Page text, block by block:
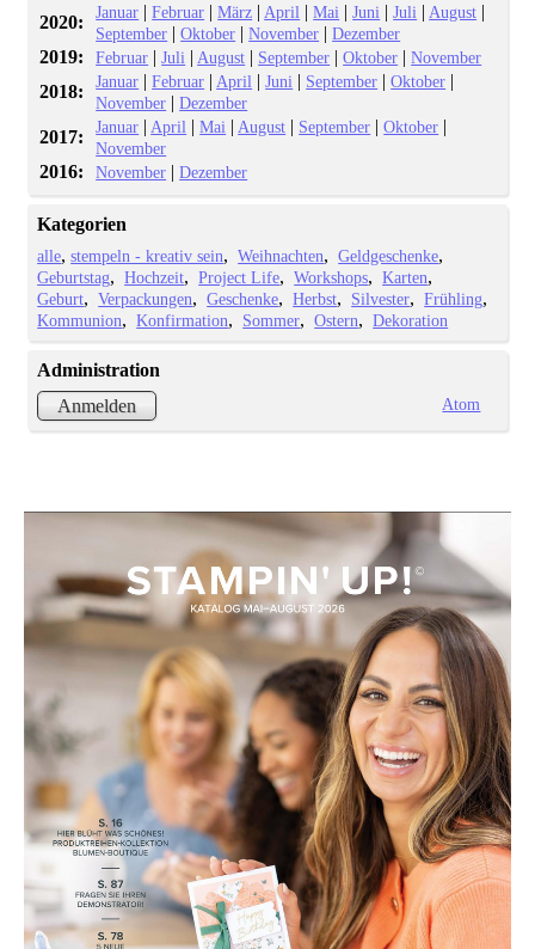
2020: Januar |Februar |März | April |Mai |Juni |Juli | August |
September |Oktober |November |Dezember
2019: Februar |Juli | August | September |Oktober |November
2018: Januar |Februar | April |Juni | September |Oktober |
November |Dezember
2017: Januar | April |Mai | August | September |Oktober |
November
2016: November |Dezember
Kategorien
alle stempeln - kreativ sein Weihnachten
Geldgeschenke
Geburtstag
Hochzeit Project Life Workshops
Karten
Geburt
Verpackungen Geschenke Herbst Silvester
Frühling
Kommunion
Konfirmation Sommer Ostern Dekoration
Administration
Anmelden
Atom